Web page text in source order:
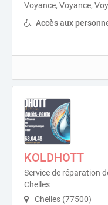
Voyance, Voyance,
Accès aux
KOLDHOTT
Service de réparation
Chelles
Chelles (77500)